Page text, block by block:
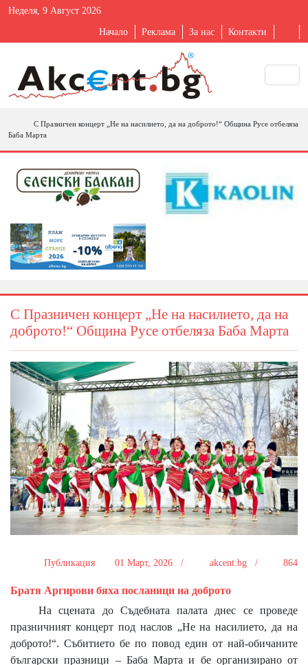
Неделя, 9 Август 2026
Начало Реклама За нас Контакти
С Празничен концерт „Не на насилието, да на доброто!“ Община Русе отбеляза
Баба Марта
С Празничен концерт „Не на насилието, да на
доброто!“ Община Русе отбеляза Баба Марта
Публикация 01 Март, 2026 / akcent.bg / 864
Братя Аргирови бяха посланици на доброто
На сцената до Съдебната палата днес се проведе
празничният концерт под наслов „Не на насилието, да на
доброто!“. Събитието бе по повод един от най-обичаните
български празници – Баба Марта и бе организирано от